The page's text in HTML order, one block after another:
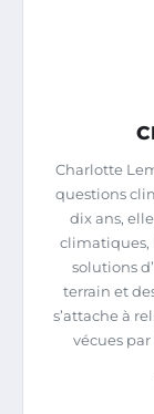
Charlotte
questions
dix ans,
climatiques,
solutions
terrain et
s’attache à
vécues